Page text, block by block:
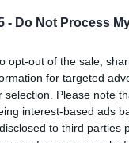
- Do Not Process
opt-out of the sale,
for targeted
selection. Please note
interest-based ads
to third parties
risiedere
che influenzano il